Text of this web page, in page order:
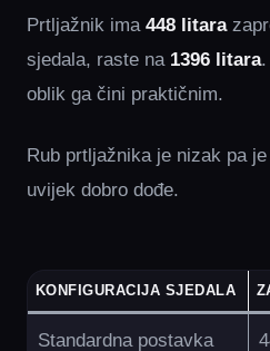
Prtljažnik ima 448 litara
sjedala, raste na 1396 litara.
oblik ga čini praktičnim.
Rub prtljažnika je nizak pa
uvijek dobro dođe.
KONFIGURACIJA SJEDALA
Standardna postavka